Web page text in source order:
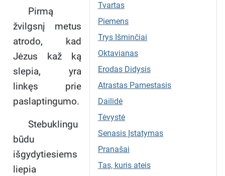
Tvartas
Piemens
Trys Išminčiai
Oktavianas
Erodas Didysis
Atrastas Pamestasis
Dailidė
Tėvystė
Senasis Įstatymas
Pranašai
Tas, kuris ateis
Pirmą
žvilgsnį metus
atrodo, kad
Jėzus kaž ką
slepia, yra
linkęs prie
paslaptingumo.
Stebuklingu
būdu
išgydytiesiems
liepia